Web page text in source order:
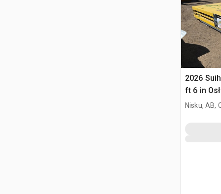
2026
ft 6 in
(Unused)
Nisku, AB,